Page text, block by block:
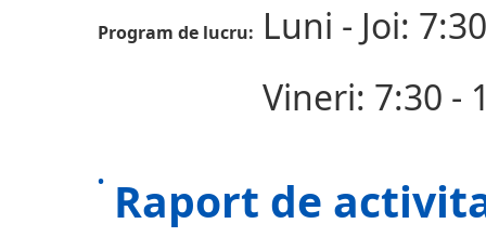
Program de lucru: Luni - Joi:
Vineri: 7:30 -
Raport de